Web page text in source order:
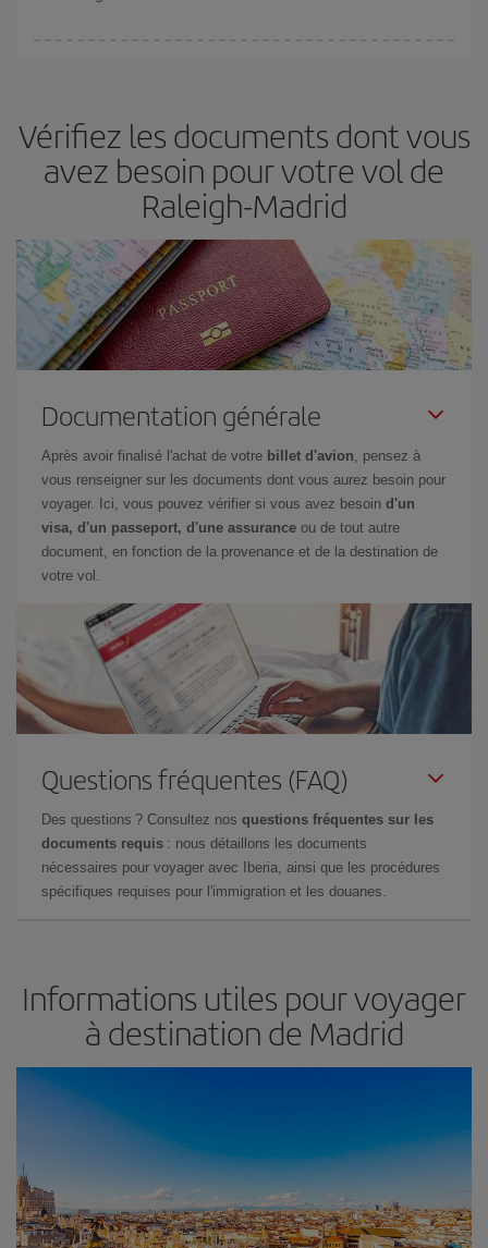
billets, plus vous bénéficiez de prix économiques. De plus, en
restant flexible sur les dates et les horaires de vol lors de votre
recherche, vous pourrezchoisir le prix le plus économique.
Vérifiez les documents dont vous
avez besoin pour votre vol de
Raleigh-Madrid
Documentation générale
Après avoir finalisé l'achat de votre billet d'avion, pensez à
vous renseigner sur les documents dont vous aurez besoin pour
voyager. Ici, vous pouvez vérifier si vous avez besoin d'un
visa, d'un passeport, d'une assurance ou de tout autre
document, en fonction de la provenance et de la destination de
votre vol.
Questions fréquentes (FAQ)
Des questions ? Consultez nos questions fréquentes sur les
documents requis : nous détaillons les documents
nécessaires pour voyager avec Iberia, ainsi que les procédures
spécifiques requises pour l'immigration et les douanes.
Informations utiles pour voyager
à destination de Madrid